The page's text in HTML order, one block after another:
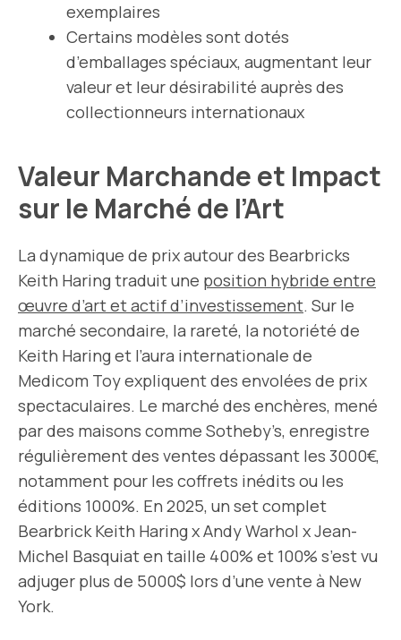
exemplaires
Certains modèles sont dotés
d’emballages spéciaux, augmentant leur
valeur et leur désirabilité auprès des
collectionneurs internationaux
Valeur Marchande et Impact
sur le Marché de l’Art
La dynamique de prix autour des Bearbricks
Keith Haring traduit une position hybride entre
œuvre d’art et actif d’investissement. Sur le
marché secondaire, la rareté, la notoriété de
Keith Haring et l’aura internationale de
Medicom Toy expliquent des envolées de prix
spectaculaires. Le marché des enchères, mené
par des maisons comme Sotheby’s, enregistre
régulièrement des ventes dépassant les 3000€,
notamment pour les coffrets inédits ou les
éditions 1000%. En 2025, un set complet
Bearbrick Keith Haring x Andy Warhol x Jean-
Michel Basquiat en taille 400% et 100% s’est vu
adjuger plus de 5000$ lors d’une vente à New
York.